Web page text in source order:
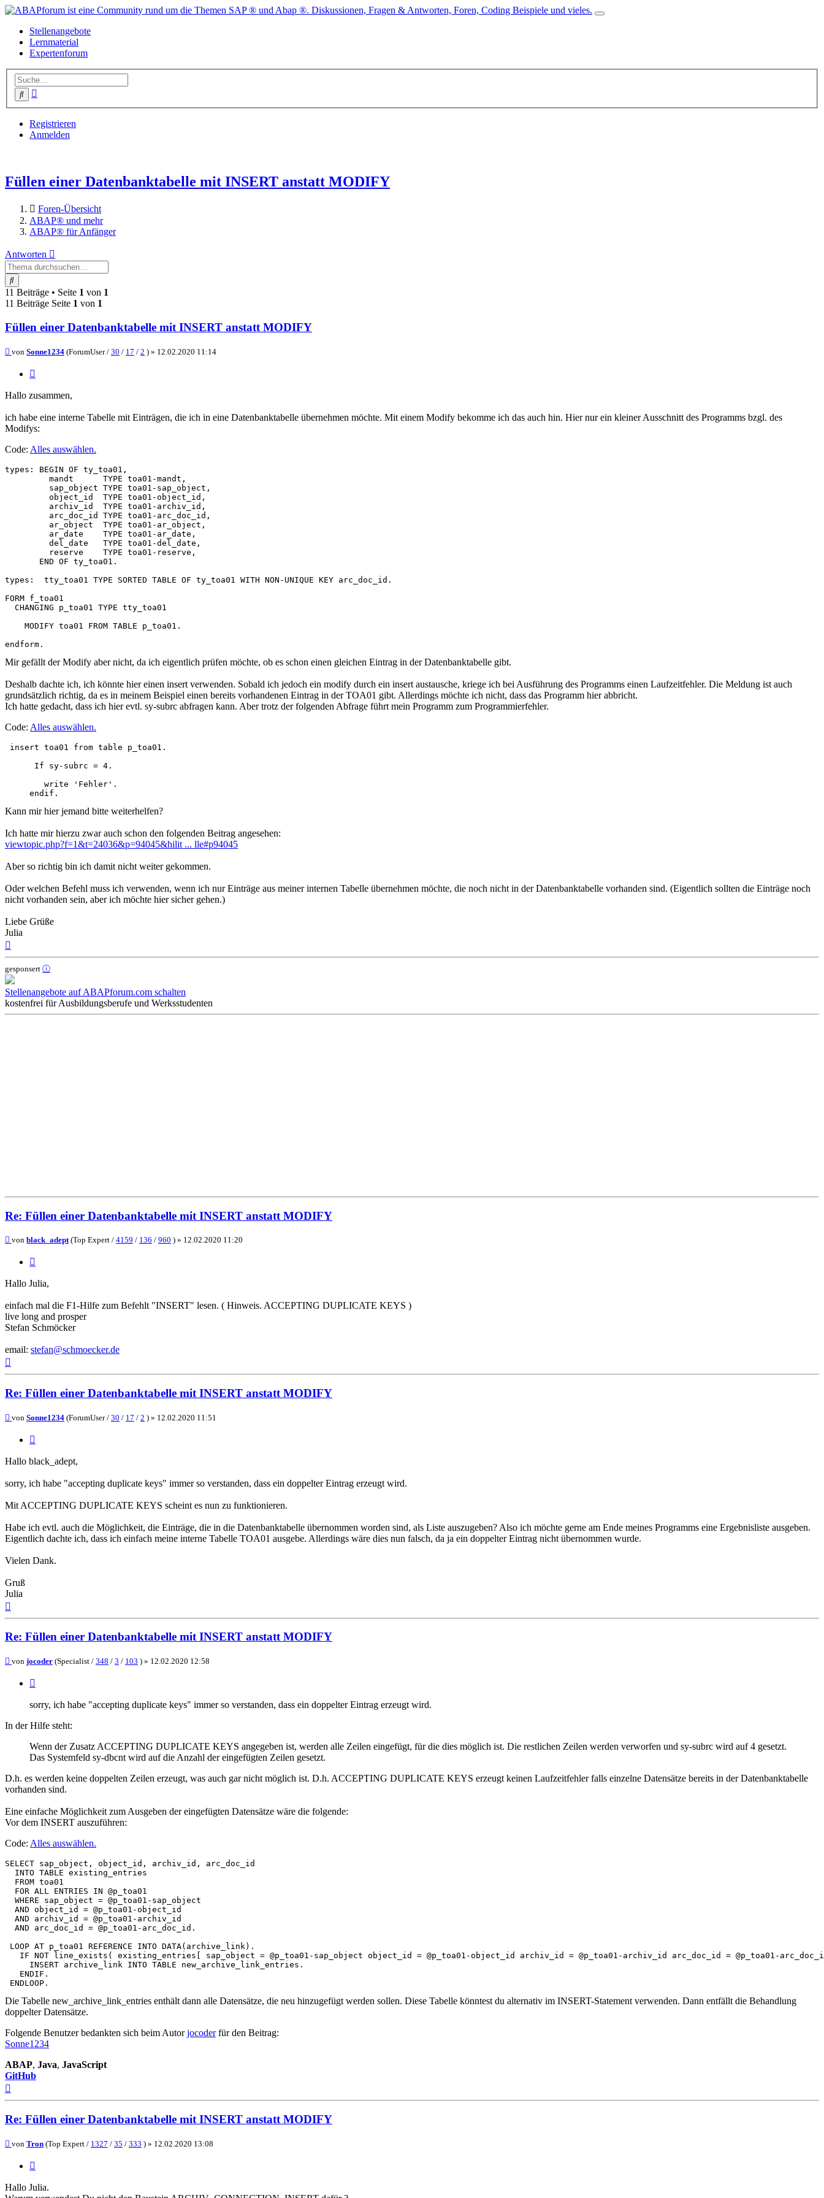
Stellenangebote
Lernmaterial
Expertenforum
Suche
Registrieren
Anmelden
Füllen einer Datenbanktabelle mit INSERT anstatt MODIFY
Foren-Übersicht
ABAP® und mehr
ABAP® für Anfänger
Antworten
Suche
11 Beiträge • Seite 1 von 1
11 Beiträge Seite 1 von 1
Füllen einer Datenbanktabelle mit INSERT anstatt MODIFY
Beitrag
von Sonne1234 (ForumUser / 30 / 17 / 2 ) » 12.02.2020 11:14
Hallo zusammen,
ich habe eine interne Tabelle mit Einträgen, die ich in eine Datenbanktabelle übernehmen möchte. Mit einem Modify bekomme ich das auch hin. Hier nur ein kleiner Ausschnitt des Programms bzgl. des
Modifys:
Code: Alles auswählen.
types: BEGIN OF ty_toa01,
         mandt      TYPE toa01-mandt,
         sap_object TYPE toa01-sap_object,
         object_id  TYPE toa01-object_id,
         archiv_id  TYPE toa01-archiv_id,
         arc_doc_id TYPE toa01-arc_doc_id,
         ar_object  TYPE toa01-ar_object,
         ar_date    TYPE toa01-ar_date,
         del_date   TYPE toa01-del_date,
         reserve    TYPE toa01-reserve,
       END OF ty_toa01.
types:  tty_toa01 TYPE SORTED TABLE OF ty_toa01 WITH NON-UNIQUE KEY arc_doc_id.
FORM f_toa01
  CHANGING p_toa01 TYPE tty_toa01
    MODIFY toa01 FROM TABLE p_toa01.
endform.
Mir gefällt der Modify aber nicht, da ich eigentlich prüfen möchte, ob es schon einen gleichen Eintrag in der Datenbanktabelle gibt.
Deshalb dachte ich, ich könnte hier einen insert verwenden. Sobald ich jedoch ein modify durch ein insert austausche, kriege ich bei Ausführung des Programms einen Laufzeitfehler. Die Meldung ist auch
grundsätzlich richtig, da es in meinem Beispiel einen bereits vorhandenen Eintrag in der TOA01 gibt. Allerdings möchte ich nicht, dass das Programm hier abbricht.
Ich hatte gedacht, dass ich hier evtl. sy-subrc abfragen kann. Aber trotz der folgenden Abfrage führt mein Programm zum Programmierfehler.
Code: Alles auswählen.
insert toa01 from table p_toa01.
      If sy-subrc = 4.
        write 'Fehler'.
     endif.
Kann mir hier jemand bitte weiterhelfen?
Ich hatte mir hierzu zwar auch schon den folgenden Beitrag angesehen:
viewtopic.php?f=1&t=24036&p=94045&hilit ... lle#p94045
Aber so richtig bin ich damit nicht weiter gekommen.
Oder welchen Befehl muss ich verwenden, wenn ich nur Einträge aus meiner internen Tabelle übernehmen möchte, die noch nicht in der Datenbanktabelle vorhanden sind. (Eigentlich sollten die Einträge noch
nicht vorhanden sein, aber ich möchte hier sicher gehen.)
Liebe Grüße
Julia
gesponsert ⓘ
Stellenangebote auf ABAPforum.com schalten
kostenfrei für Ausbildungsberufe und Werksstudenten
Re: Füllen einer Datenbanktabelle mit INSERT anstatt MODIFY
Beitrag
von black_adept(Top Expert / 4159 / 136 / 960 ) » 12.02.2020 11:20
Hallo Julia,
einfach mal die F1-Hilfe zum Befehlt "INSERT" lesen. ( Hinweis. ACCEPTING DUPLICATE KEYS )
live long and prosper
Stefan Schmöcker
email: stefan@schmoecker.de
Re: Füllen einer Datenbanktabelle mit INSERT anstatt MODIFY
Beitrag
von Sonne1234 (ForumUser / 30 / 17 / 2 ) » 12.02.2020 11:51
Hallo black_adept,
sorry, ich habe "accepting duplicate keys" immer so verstanden, dass ein doppelter Eintrag erzeugt wird.
Mit ACCEPTING DUPLICATE KEYS scheint es nun zu funktionieren.
Habe ich evtl. auch die Möglichkeit, die Einträge, die in die Datenbanktabelle übernommen worden sind, als Liste auszugeben? Also ich möchte gerne am Ende meines Programms eine Ergebnisliste ausgeben.
Eigentlich dachte ich, dass ich einfach meine interne Tabelle TOA01 ausgebe. Allerdings wäre dies nun falsch, da ja ein doppelter Eintrag nicht übernommen wurde.
Vielen Dank.
Gruß
Julia
Re: Füllen einer Datenbanktabelle mit INSERT anstatt MODIFY
Beitrag
von jocoder (Specialist / 348 / 3 / 103 ) » 12.02.2020 12:58
sorry, ich habe "accepting duplicate keys" immer so verstanden, dass ein doppelter Eintrag erzeugt wird.
In der Hilfe steht:
Wenn der Zusatz ACCEPTING DUPLICATE KEYS angegeben ist, werden alle Zeilen eingefügt, für die dies möglich ist. Die restlichen Zeilen werden verworfen und sy-subrc wird auf 4 gesetzt.
Das Systemfeld sy-dbcnt wird auf die Anzahl der eingefügten Zeilen gesetzt.
D.h. es werden keine doppelten Zeilen erzeugt, was auch gar nicht möglich ist. D.h. ACCEPTING DUPLICATE KEYS erzeugt keinen Laufzeitfehler falls einzelne Datensätze bereits in der Datenbanktabelle
vorhanden sind.
Eine einfache Möglichkeit zum Ausgeben der eingefügten Datensätze wäre die folgende:
Vor dem INSERT auszuführen:
Code: Alles auswählen.
SELECT sap_object, object_id, archiv_id, arc_doc_id
  INTO TABLE existing_entries
  FROM toa01
  FOR ALL ENTRIES IN @p_toa01
  WHERE sap_object = @p_toa01-sap_object
  AND object_id = @p_toa01-object_id
  AND archiv_id = @p_toa01-archiv_id
  AND arc_doc_id = @p_toa01-arc_doc_id.
LOOP AT p_toa01 REFERENCE INTO DATA(archive_link).
IF NOT line_exists( existing_entries[ sap_object = @p_toa01-sap_object object_id = @p_toa01-object_id archiv_id = @p_toa01-archiv_id arc_doc_id = @p_toa01-
     INSERT archive_link INTO TABLE new_archive_link_entries.
   ENDIF.
Die Tabelle new_archive_link_entries enthält dann alle Datensätze, die neu hinzugefügt werden sollen. Diese Tabelle könntest du alternativ im INSERT-Statement verwenden. Dann entfällt die Behandlung
doppelter Datensätze.
Folgende Benutzer bedankten sich beim Autorjocoderfür den Beitrag:
Sonne1234
ABAP, Java, JavaScript
GitHub
Re: Füllen einer Datenbanktabelle mit INSERT anstatt MODIFY
Beitrag
von Tron (Top Expert / 1327 / 35 / 333 ) » 12.02.2020 13:08
Hallo Julia.